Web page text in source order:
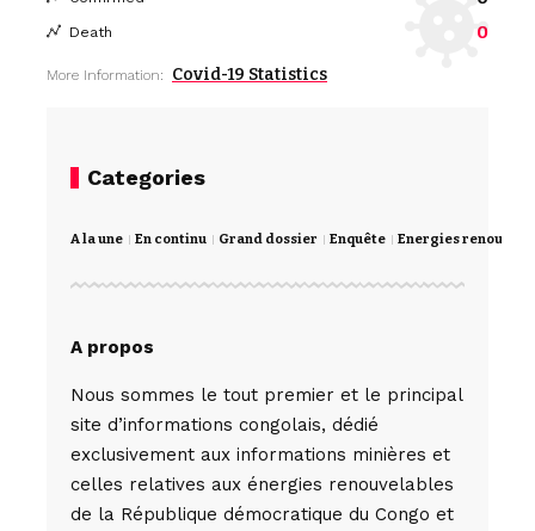
Death 0
More Information: Covid-19 Statistics
Categories
A la une En continu Grand dossier Enquête Energies
A propos
Nous sommes le tout premier et le principal
site d’informations congolais, dédié
exclusivement aux informations minières et
celles relatives aux énergies renouvelables
de la République démocratique du Congo et